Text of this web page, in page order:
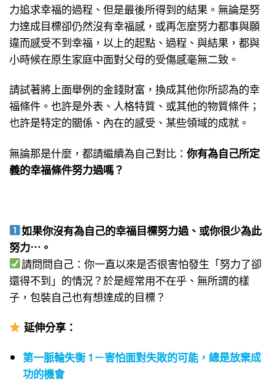
力追求幸福的過程、但是最後所得到的結果。無論是努
力達成目標卻仍然沒有幸福感，或再怎麼努力都事與願
違而感受不到幸福，以上的起點、過程、與結果，都與
小時候在原生家庭中面對父母的受傷感毫無二致。
請試著將上面舉例的金錢財富，換成其他你所認為的幸
福條件。也許是外表、人格特質、或其他的物質條件；
也許是特定的關係、內在的感受、某些領域的成就。
無論那是什麼，都請繼續為自己對比： 你有為自己所定
義的幸福條件努力過嗎？
如果你沒有為自己的幸福目標努力過、或你很少為此
努力⋯。
請問問自己：你一直以來是否很害怕發生「努力了卻
還得不到」的情況？於是經常用不在乎、無所謂的樣
子，包裝自己也有想達成的目標？
延伸分享：
第一脈輪失衡 1－害怕面對失敗的可能，總是放棄成
功的機會